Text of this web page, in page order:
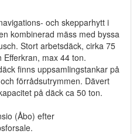
och skepparhytt i
kombinerad mäss med byssa
Stort arbetsdäck, cirka 75
Efferkran, max 44 ton.
finns uppsamlingstankar på
förrådsutrymmen. Dävert
på däck ca 50 ton.
(Åbo) efter